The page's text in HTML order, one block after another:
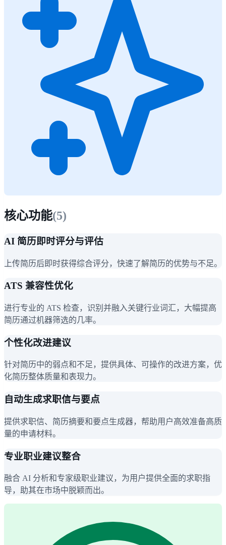
核心功能(5)
AI 简历即时评分与评估
上传简历后即时获得综合评分，快速了解简历的优势与不足。
ATS 兼容性优化
进行专业的 ATS 检查，识别并融入关键行业词汇，大幅提高
简历通过机器筛选的几率。
个性化改进建议
针对简历中的弱点和不足，提供具体、可操作的改进方案，优
化简历整体质量和表现力。
自动生成求职信与要点
提供求职信、简历摘要和要点生成器，帮助用户高效准备高质
量的申请材料。
专业职业建议整合
融合 AI 分析和专家级职业建议，为用户提供全面的求职指
导，助其在市场中脱颖而出。